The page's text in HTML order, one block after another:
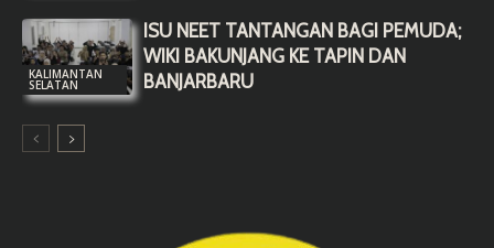
KALIMANTAN
SELATAN
ISU NEET TANTANGAN BAGI PEMUDA;
WIKI BAKUNJANG KE TAPIN DAN
BANJARBARU